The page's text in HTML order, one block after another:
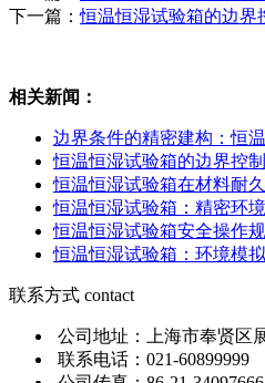
下一篇：恒温恒湿试验箱的边界
相关新闻：
边界条件的精密建构：恒
恒温恒湿试验箱的边界控
恒温恒湿试验箱在材料耐
恒温恒湿试验箱：精密环
恒温恒湿试验箱安全操作
恒温恒湿试验箱：环境模
联系方式 contact
公司地址：上海市奉贤区
联系电话：021-60899999